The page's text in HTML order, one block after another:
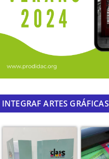
INTEGRAF ARTES GRÁFICAS